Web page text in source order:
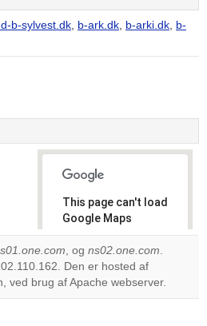
b-sylvest.dk, b-ark.dk, b-arki.dk, b-
This page can't load
Google Maps
correctly.
Do you
own this
OK
, og ns02.one.com.
Den er hosted af
ved brug af Apache webserver.